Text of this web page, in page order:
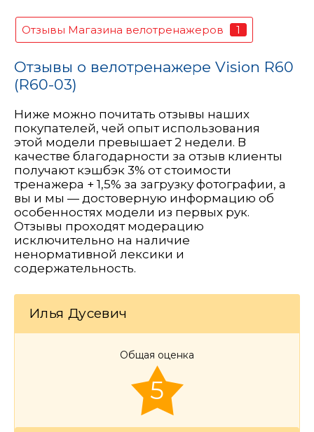
Отзывы Магазина велотренажеров 1
Отзывы о велотренажере Vision R60
(R60-03)
Ниже можно почитать отзывы наших
покупателей, чей опыт использования
этой модели превышает 2 недели. В
качестве благодарности за отзыв клиенты
получают кэшбэк 3% от стоимости
тренажера + 1,5% за загрузку фотографии, а
вы и мы — достоверную информацию об
особенностях модели из первых рук.
Отзывы проходят модерацию
исключительно на наличие
ненормативной лексики и
содержательность.
Илья Дусевич
Общая оценка
5